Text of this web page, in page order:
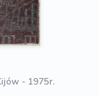
- 1975r.